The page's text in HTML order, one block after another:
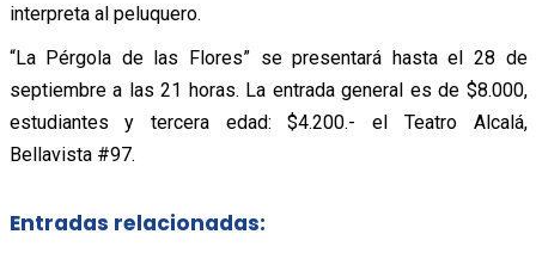
interpreta al peluquero.
“La Pérgola de las Flores” se presentará hasta el 28 de
septiembre a las 21 horas. La entrada general es de $8.000,
estudiantes y tercera edad: $4.200.- el Teatro Alcalá,
Bellavista #97.
Entradas relacionadas: